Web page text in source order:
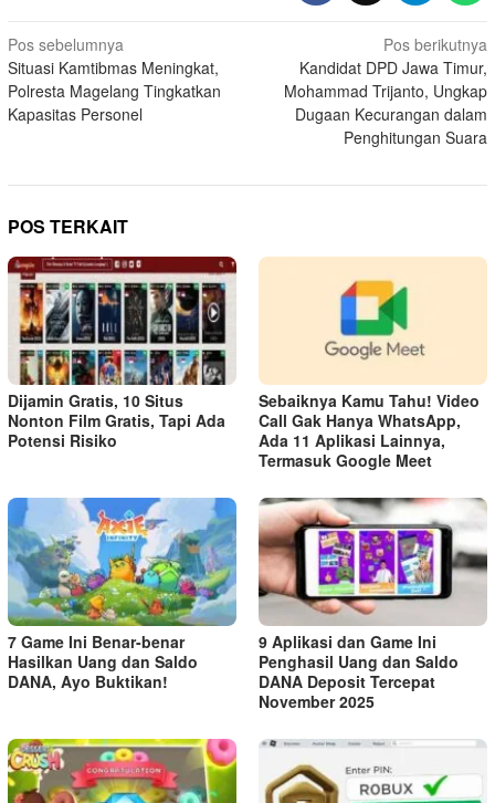
Navigasi
pos
Pos sebelumnya
Situasi Kamtibmas Meningkat,
Polresta Magelang Tingkatkan
Kapasitas Personel
Pos berikutnya
Kandidat DPD Jawa Timur,
Mohammad Trijanto, Ungkap
Dugaan Kecurangan dalam
Penghitungan Suara
POS TERKAIT
Dijamin Gratis, 10 Situs
Nonton Film Gratis, Tapi Ada
Potensi Risiko
Sebaiknya Kamu Tahu! Video
Call Gak Hanya WhatsApp,
Ada 11 Aplikasi Lainnya,
Termasuk Google Meet
7 Game Ini Benar-benar
Hasilkan Uang dan Saldo
DANA, Ayo Buktikan!
9 Aplikasi dan Game Ini
Penghasil Uang dan Saldo
DANA Deposit Tercepat
November 2025